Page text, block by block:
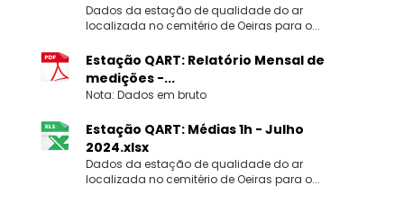
Dados da estação de qualidade do ar
localizada no cemitério de Oeiras para o...
Estação QART: Relatório Mensal de
medições -...
Nota: Dados em bruto
Estação QART: Médias 1h - Julho
2024.xlsx
Dados da estação de qualidade do ar
localizada no cemitério de Oeiras para o...